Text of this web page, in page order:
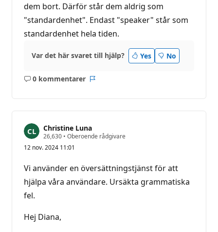
dem bort. Därför står dem aldrig som
"standardenhet". Endast "speaker" står som
standardenhet hela tiden.
Var det här svaret till hjälp? Yes No
0 kommentarer
Inga
Christine Luna
26,630 R
k
e
s
p
o
• Oberoende rådgivare
12 nov. 2024 11:01
Vi använder en översättningstjänst för att
hjälpa våra användare. Ursäkta grammatiska
fel.
Hej Diana,